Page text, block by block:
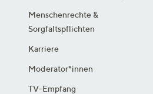
Menschenrechte &
Sorgfaltspflichten
Karriere
Moderator*innen
TV-Empfang